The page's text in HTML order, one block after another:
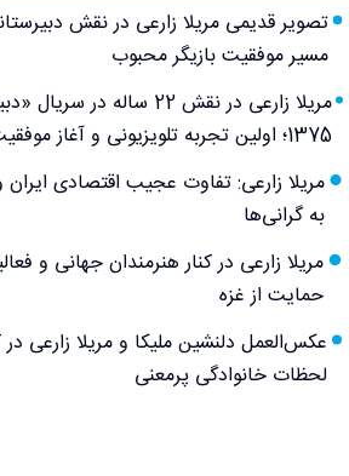
مسیر موفقیت بازیگر محبوب
مریلا زارعی در نقش 22
1375؛ اولین تجربه تلویزیونی و آغاز موفقیت‌های هنری
مریلا زارعی: تفاوت عجیب اقتصادی
به گرانی‌ها
مریلا زارعی در کنار هنرمندان جهانی و
حمایت از غزه
عکس‌العمل دلنشین ملیکا و مریلا زارعی
لحظات خانوادگی پرمعنی